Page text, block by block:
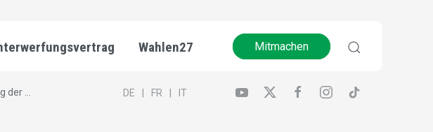
Wahlen27 Mitmachen
der ... DE FR IT